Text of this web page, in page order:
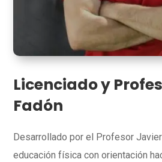
Licenciado y
Fadón
Desarrollado por el Profesor
educación física con orientación